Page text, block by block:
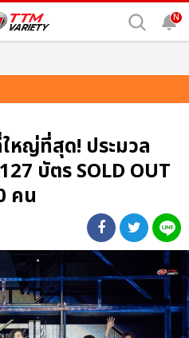
N
ใหญ่ที่สุด! ประมวล
บัตร SOLD OUT
คน